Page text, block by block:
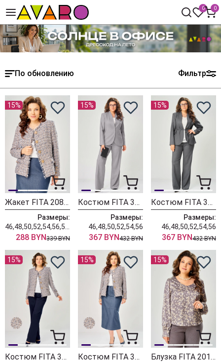
0 0
По обновлению Фильтр
15%
Жакет FITA 20803 бежевый + деним
Размеры:
288 BYN339 BYN
15%
Костюм FITA 3402 серо-бежевый
Размеры:
46,48,50,52,54,56
367 BYN432 BYN
15%
Костюм FITA 3401 графитовый
Размеры:
46,48,50,52,54,56
367 BYN432 BYN
15%
Костюм FITA 3362 сине-бежевый
15%
Костюм FITA 3361 бежевый + деним
15%
Блузка FITA 20181